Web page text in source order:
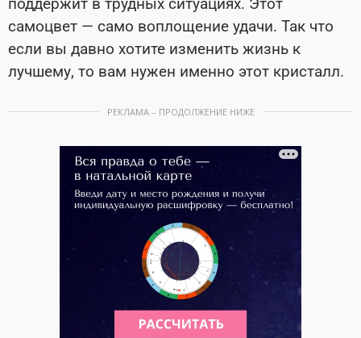
поддержит в трудных ситуациях. Этот
самоцвет — само воплощение удачи. Так что
если вы давно хотите изменить жизнь к
лучшему, то вам нужен именно этот кристалл.
РЕКЛАМА – ПРОДОЛЖЕНИЕ НИЖЕ